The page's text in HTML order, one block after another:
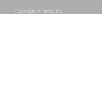
Copyright © choir, Inc.